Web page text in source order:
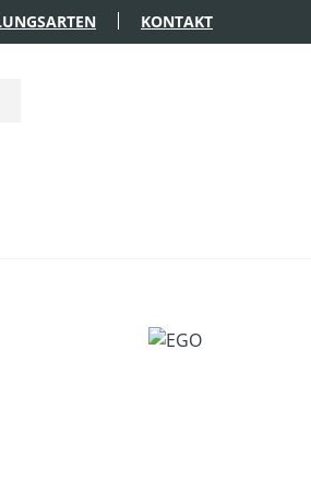
KONTAKT